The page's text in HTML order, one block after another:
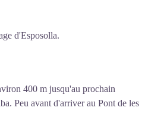
d'Esposolla.
400 m jusqu'au prochain
Peu avant d'arriver au Pont de les